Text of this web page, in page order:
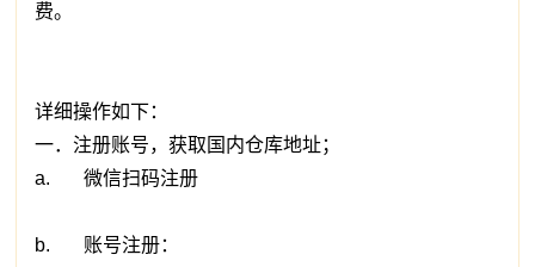
费。
详细操作如下：
一．注册账号，获取国内仓库地址；
a. 微信扫码注册
b. 账号注册：